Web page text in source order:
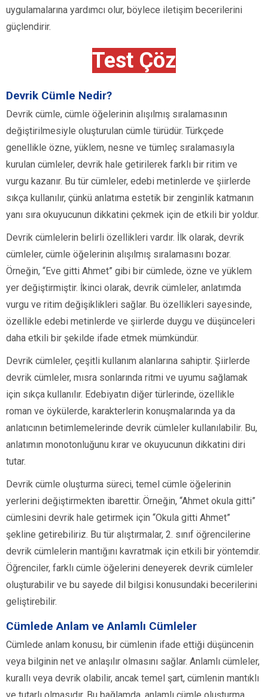
uygulamalarına yardımcı olur, böylece iletişim becerilerini
güçlendirir.
Test Çöz
Devrik Cümle Nedir?
Devrik cümle, cümle öğelerinin alışılmış sıralamasının
değiştirilmesiyle oluşturulan cümle türüdür. Türkçede
genellikle özne, yüklem, nesne ve tümleç sıralamasıyla
kurulan cümleler, devrik hale getirilerek farklı bir ritim ve
vurgu kazanır. Bu tür cümleler, edebi metinlerde ve şiirlerde
sıkça kullanılır, çünkü anlatıma estetik bir zenginlik katmanın
yanı sıra okuyucunun dikkatini çekmek için de etkili bir yoldur.
Devrik cümlelerin belirli özellikleri vardır. İlk olarak, devrik
cümleler, cümle öğelerinin alışılmış sıralamasını bozar.
Örneğin, “Eve gitti Ahmet” gibi bir cümlede, özne ve yüklem
yer değiştirmiştir. İkinci olarak, devrik cümleler, anlatımda
vurgu ve ritim değişiklikleri sağlar. Bu özellikleri sayesinde,
özellikle edebi metinlerde ve şiirlerde duygu ve düşünceleri
daha etkili bir şekilde ifade etmek mümkündür.
Devrik cümleler, çeşitli kullanım alanlarına sahiptir. Şiirlerde
devrik cümleler, mısra sonlarında ritmi ve uyumu sağlamak
için sıkça kullanılır. Edebiyatın diğer türlerinde, özellikle
roman ve öykülerde, karakterlerin konuşmalarında ya da
anlatıcının betimlemelerinde devrik cümleler kullanılabilir. Bu,
anlatımın monotonluğunu kırar ve okuyucunun dikkatini diri
tutar.
Devrik cümle oluşturma süreci, temel cümle öğelerinin
yerlerini değiştirmekten ibarettir. Örneğin, “Ahmet okula gitti”
cümlesini devrik hale getirmek için “Okula gitti Ahmet”
şekline getirebiliriz. Bu tür alıştırmalar, 2. sınıf öğrencilerine
devrik cümlelerin mantığını kavratmak için etkili bir yöntemdir.
Öğrenciler, farklı cümle öğelerini deneyerek devrik cümleler
oluşturabilir ve bu sayede dil bilgisi konusundaki becerilerini
geliştirebilir.
Cümlede Anlam ve Anlamlı Cümleler
Cümlede anlam konusu, bir cümlenin ifade ettiği düşüncenin
veya bilginin net ve anlaşılır olmasını sağlar. Anlamlı cümleler,
kurallı veya devrik olabilir, ancak temel şart, cümlenin mantıklı